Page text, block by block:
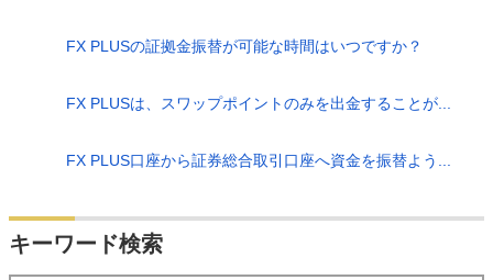
FX PLUSの証拠金振替が可能な時間はいつですか？
FX PLUSは、スワップポイントのみを出金することが...
FX PLUS口座から証券総合取引口座へ資金を振替よう...
キーワード検索